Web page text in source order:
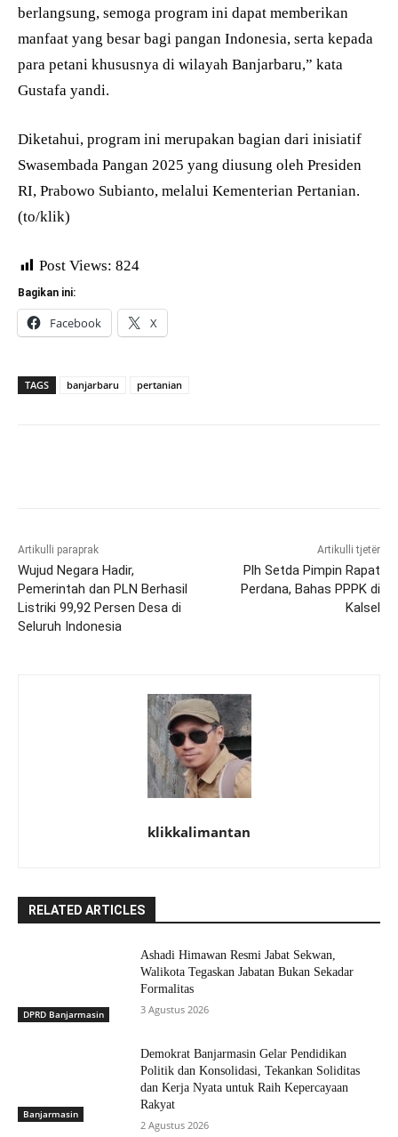
berlangsung, semoga program ini dapat memberikan
manfaat yang besar bagi pangan Indonesia, serta kepada
para petani khususnya di wilayah Banjarbaru,” kata
Gustafa yandi.
Diketahui, program ini merupakan bagian dari inisiatif
Swasembada Pangan 2025 yang diusung oleh Presiden
RI, Prabowo Subianto, melalui Kementerian Pertanian.
(to/klik)
Post Views: 824
Bagikan ini:
Facebook X
TAGS banjarbaru pertanian
Artikulli paraprak
Wujud Negara Hadir,
Pemerintah dan PLN Berhasil
Listriki 99,92 Persen Desa di
Seluruh Indonesia
Artikulli tjetër
Plh Setda Pimpin Rapat
Perdana, Bahas PPPK di
Kalsel
klikkalimantan
RELATED ARTICLES
DPRD Banjarmasin
Ashadi Himawan Resmi Jabat Sekwan,
Walikota Tegaskan Jabatan Bukan Sekadar
Formalitas
3 Agustus 2026
Banjarmasin
Demokrat Banjarmasin Gelar Pendidikan
Politik dan Konsolidasi, Tekankan Soliditas
dan Kerja Nyata untuk Raih Kepercayaan
Rakyat
2 Agustus 2026